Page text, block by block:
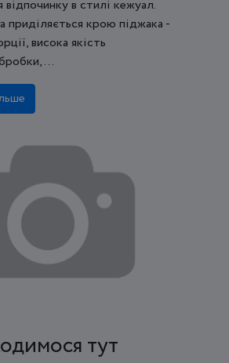
відпочинку в стилі кежуал.
приділяється крою піджака -
висока якість
...
тут